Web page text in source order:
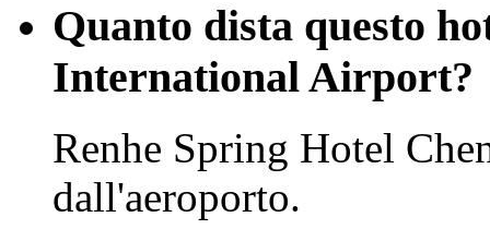
Quanto dista questo
International Airport?
Renhe Spring Hotel
dall'aeroporto.